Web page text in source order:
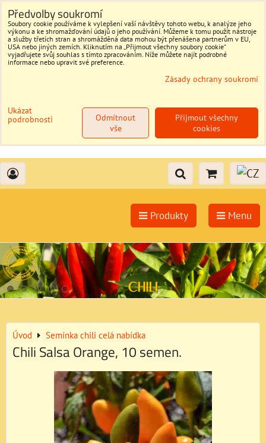
Produkty Menu
Úvod Semínka chili celá nabídka
Chili Salsa Orange, 10 semen.
Předvolby soukromí
Soubory cookie používáme k vylepšení vaší návštěvy tohoto webu, k analýze jeho
výkonu a ke shromažďování údajů o jeho používání. Můžeme k tomu použít nástroje
a služby třetích stran a shromážděná data mohou být přenášena partnerům v EU,
USA nebo jiných zemích. Kliknutím na „Přijmout všechny soubory cookie“
vyjadřujete svůj souhlas s tímto zpracováním. Níže můžete najít podrobné
informace nebo upravit své preference.
Zásady ochrany soukromí
Ukázat
podrobnosti
Přijmout všechny
cookies
Odmítnout
vše